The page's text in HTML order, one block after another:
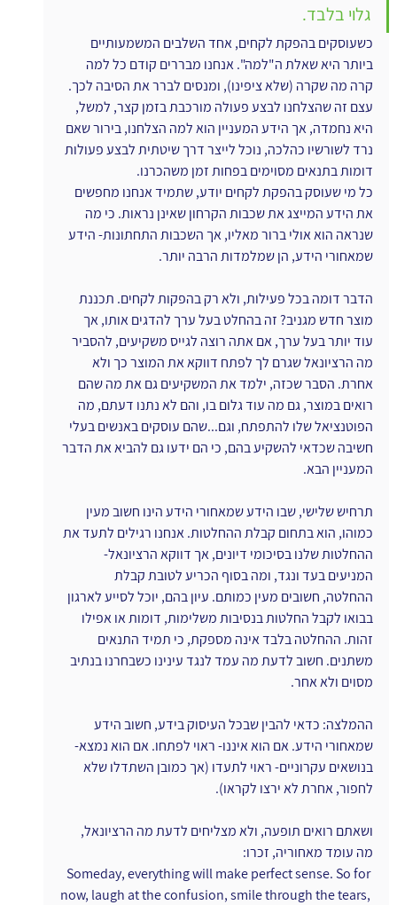
גלוי בלבד.
כשעוסקים בהפקת לקחים, אחד השלבים המשמעותיים
ביותר היא שאלת ה"למה". אנחנו מבררים קודם כל למה
קרה מה שקרה (שלא ציפינו), ומנסים לברר את הסיבה לכך.
עצם זה שהצלחנו לבצע פעולה מורכבת בזמן קצר, למשל,
היא נחמדה, אך הידע המעניין הוא למה הצלחנו, בירור שאם
נרד לשורשיו כהלכה, נוכל לייצר דרך שיטתית לבצע פעולות
דומות בתנאים מסוימים בפחות זמן משהכרנו.
כל מי שעוסק בהפקת לקחים יודע, שתמיד אנחנו מחפשים
את הידע המייצג את שכבות הקרחון שאינן נראות. כי מה
שנראה הוא אולי ברור מאליו, אך השכבות התחתונות- הידע
שמאחורי הידע, הן שמלמדות הרבה יותר.
הדבר דומה בכל פעילות, ולא רק בהפקות לקחים. תכננת
מוצר חדש מגניב? זה בהחלט בעל ערך להדגים אותו, אך
עוד יותר בעל ערך, אם אתה רוצה לגייס משקיעים, להסביר
מה הרציונאל שגרם לך לפתח דווקא את המוצר כך ולא
אחרת. הסבר שכזה, ילמד את המשקיעים גם את מה שהם
רואים במוצר, גם מה עוד גלום בו, והם לא נתנו דעתם, מה
הפוטנציאל שלו להתפתח, וגם...שהם עוסקים באנשים בעלי
חשיבה שכדאי להשקיע בהם, כי הם ידעו גם להביא את הדבר
המעניין הבא.
תרחיש שלישי, שבו הידע שמאחורי הידע הינו חשוב מעין
כמוהו, הוא בתחום קבלת ההחלטות. אנחנו רגילים לתעד את
ההחלטות שלנו בסיכומי דיונים, אך דווקא הרציונאל-
המניעים בעד ונגד, ומה בסוף הכריע לטובת קבלת
ההחלטה, חשובים מעין כמותם. עיון בהם, יוכל לסייע לארגון
בבואו לקבל החלטות בנסיבות משלימות, דומות או אפילו
זהות. ההחלטה בלבד אינה מספקת, כי תמיד התנאים
משתנים. חשוב לדעת מה עמד לנגד עינינו כשבחרנו בנתיב
מסוים ולא אחר.
ההמלצה: כדאי להבין שבכל העיסוק בידע, חשוב הידע
שמאחורי הידע. אם הוא איננו- ראוי לפתחו. אם הוא נמצא-
בנושאים עקרוניים- ראוי לתעדו (אך כמובן השתדלו שלא
לחפור, אחרת לא ירצו לקראו).
ושאתם רואים תופעה, ולא מצליחים לדעת מה הרציונאל,
מה עומד מאחוריה, זכרו:
Someday, everything will make perfect sense. So for
now, laugh at the confusion, smile through the tears,